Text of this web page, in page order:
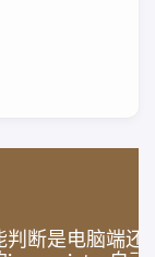
判断是电脑端还